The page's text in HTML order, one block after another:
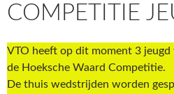
COMPETITIE
VTO heeft op dit moment 3 jeugd
de Hoeksche Waard Competitie.
De thuis wedstrijden worden